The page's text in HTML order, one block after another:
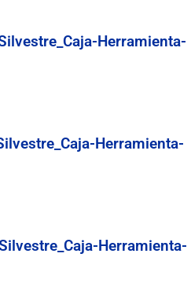
Herramienta-
Herramienta-
Herramienta-